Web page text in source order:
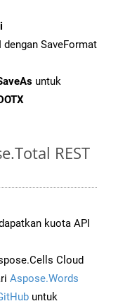
dengan SaveFormat
untuk
REST
kuota API
Cloud
Aspose.Words
untuk